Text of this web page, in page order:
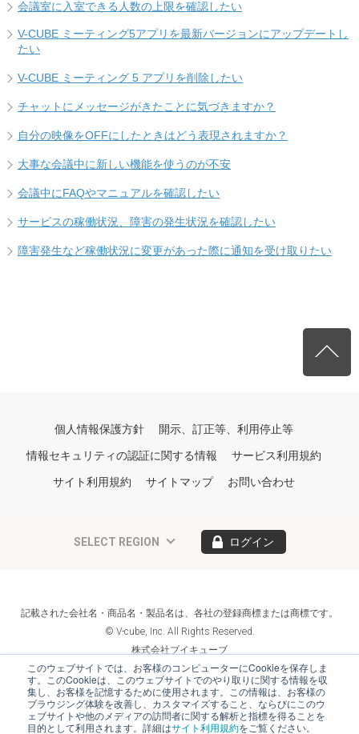
このウェブサイトでは、お客様のコンピューターにCookieを保存しま
す。このCookieは、このウェブサイトでのやり取りに関する情報を収
集し、お客様を記憶するために使用されます。この情報は、お客様の
ブラウジング体験を改善し、カスタマイズすること、ならびにこのウ
ェブサイトや他のメディアの訪問者に関する解析と指標を得ることを
目的として利用されます。詳細はサイト利用規約をご覧ください。
会議室に入室できる人数の上限を確認したい
V-CUBE ミーティング5アプリを最新バージョンにアップデートし
たい
V-CUBE ミーティング 5 アプリを削除したい
チャットにメッセージがきたことに気づきますか？
自分の映像をOFFにしたときはどう表現されますか？
大事な会議中に新しい機能を使うのが不安
会議中にFAQやマニュアルを確認したい
サービスの稼働状況、障害の発生状況を確認したい
障害発生など稼働状況に変更があった際に通知を受け取りたい
個人情報保護方針 開示、訂正等、利用停止等
情報セキュリティの認証に関する情報 サービス利用規約
サイト利用規約 サイトマップ お問い合わせ
SELECT REGION ログイン
記載された会社名・商品名・製品名は、各社の登録商標または商標です。
© V-cube, Inc. All Rights Reserved.
株式会社ブイキューブ
Follow Us